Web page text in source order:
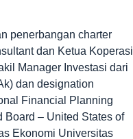
penerbangan charter
dan Ketua Koperasi
Manager Investasi dari
dan designation
Financial Planning
Board – United States of
Ekonomi Universitas